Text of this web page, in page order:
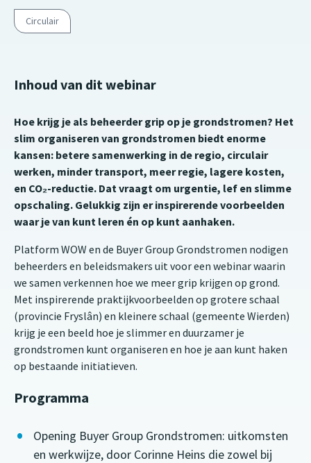
Circulair
Inhoud van dit webinar
Hoe krijg je als beheerder grip op je grondstromen? Het
slim organiseren van grondstromen biedt enorme
kansen: betere samenwerking in de regio, circulair
werken, minder transport, meer regie, lagere kosten,
en CO₂-reductie. Dat vraagt om urgentie, lef en slimme
opschaling. Gelukkig zijn er inspirerende voorbeelden
waar je van kunt leren én op kunt aanhaken.
Platform WOW en de Buyer Group Grondstromen nodigen
beheerders en beleidsmakers uit voor een webinar waarin
we samen verkennen hoe we meer grip krijgen op grond.
Met inspirerende praktijkvoorbeelden op grotere schaal
(provincie Fryslân) en kleinere schaal (gemeente Wierden)
krijg je een beeld hoe je slimmer en duurzamer je
grondstromen kunt organiseren en hoe je aan kunt haken
op bestaande initiatieven.
Programma
Opening Buyer Group Grondstromen: uitkomsten
en werkwijze, door Corinne Heins die zowel bij